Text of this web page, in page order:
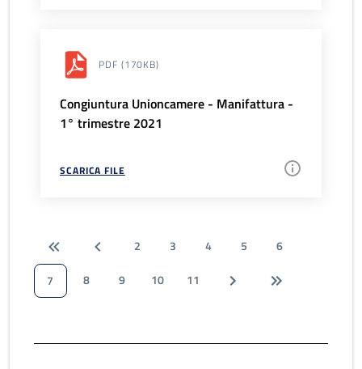
PDF (170KB)
Congiuntura Unioncamere - Manifattura -
1° trimestre 2021
SCARICA FILE
2 3 4 5
6
7
8 9 10 11